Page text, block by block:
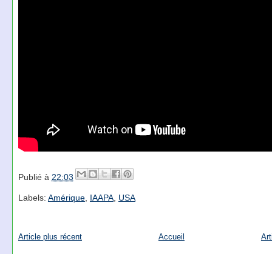
Publié à 22:03
Labels: Amérique, IAAPA, USA
Article plus récent Accueil